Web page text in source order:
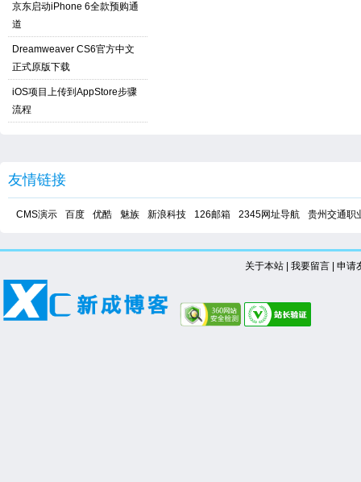
京东启动iPhone 6全款预购通
道
Dreamweaver CS6官方中文
正式原版下载
iOS项目上传到AppStore步骤
流程
友情链接
CMS演示 百度 优酷 魅族 新浪科技 126邮箱 2345网址导航 贵州交通职
关于本站| 我要留言| 申请